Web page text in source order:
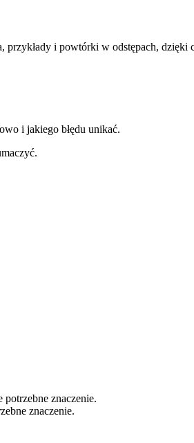
i powtórki w odstępach, dzięki
i jakiego błędu unikać.
potrzebne znaczenie.
znaczenie.